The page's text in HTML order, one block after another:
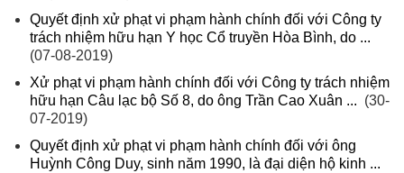
Quyết định xử phạt vi phạm hành chính đối với Công ty
trách nhiệm hữu hạn Y học Cổ truyền Hòa Bình, do ...
(07-08-2019)
Xử phạt vi phạm hành chính đối với Công ty trách nhiệm
hữu hạn Câu lạc bộ Số 8, do ông Trần Cao Xuân ... (30-
07-2019)
Quyết định xử phạt vi phạm hành chính đối với ông
Huỳnh Công Duy, sinh năm 1990, là đại diện hộ kinh ...